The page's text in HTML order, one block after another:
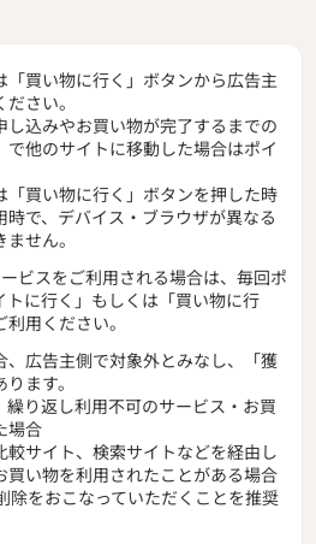
「買い物に行く」ボタンから広告主
さい。
し込みやお買い物が完了するまでの
他のサイトに移動した場合はポイ
「買い物に行く」ボタンを押した時
で、デバイス・ブラウザが異なる
せん。
ビスをご利用される場合は、毎回ポ
トに行く」もしくは「買い物に行
用ください。
、広告主側で対象外とみなし、「獲
ます。
繰り返し利用不可のサービス・お買
場合
較サイト、検索サイトなどを経由し
買い物を利用されたことがある場合
除をおこなっていただくことを推奨